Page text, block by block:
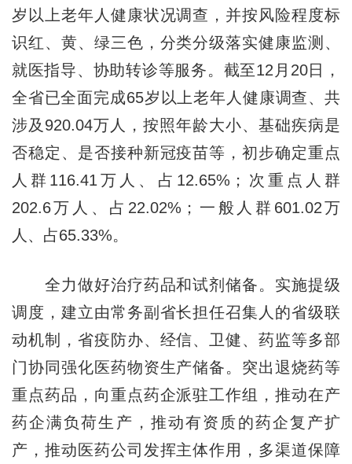
岁以上老年人健康状况调查，并按风险程度标
识红、黄、绿三色，分类分级落实健康监测、
就医指导、协助转诊等服务。截至12月20日，
全省已全面完成65岁以上老年人健康调查、共
涉及920.04万人，按照年龄大小、基础疾病是
否稳定、是否接种新冠疫苗等，初步确定重点
人群116.41万人、占12.65%；次重点人群
202.6万人、占22.02%；一般人群601.02万
人、占65.33%。
全力做好治疗药品和试剂储备。实施提级
调度，建立由常务副省长担任召集人的省级联
动机制，省疫防办、经信、卫健、药监等多部
门协同强化医药物资生产储备。突出退烧药等
重点药品，向重点药企派驻工作组，推动在产
药企满负荷生产，推动有资质的药企复产扩
产，推动医药公司发挥主体作用，多渠道保障